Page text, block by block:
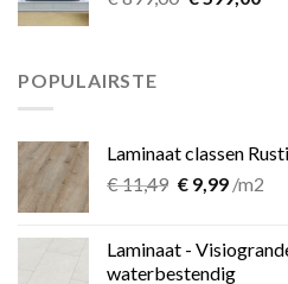
POPULAIRSTE
Laminaat classen
€11,49
€ 11,49.
€9,99Huidige
€ 9,99.
/m2
Laminaat -
waterbestendig